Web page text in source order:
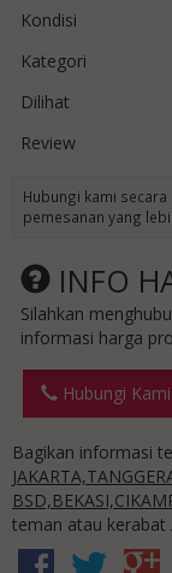
Kondisi
Kategori
Dilihat
Review
Hubungi kami
pemesanan yang
INFO
Silahkan
informasi harga
Hubungi Kami
Bagikan informasi
teman atau kerabat